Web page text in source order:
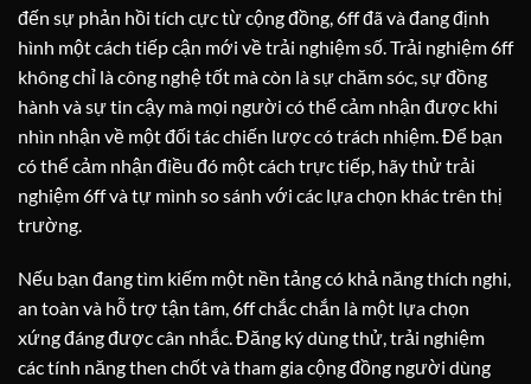
đến sự phản hồi tích cực từ cộng đồng, 6ff đã và đang định
hình một cách tiếp cận mới về trải nghiệm số. Trải nghiệm 6ff
không chỉ là công nghệ tốt mà còn là sự chăm sóc, sự đồng
hành và sự tin cậy mà mọi người có thể cảm nhận được khi
nhìn nhận về một đối tác chiến lược có trách nhiệm. Để bạn
có thể cảm nhận điều đó một cách trực tiếp, hãy thử trải
nghiệm 6ff và tự mình so sánh với các lựa chọn khác trên thị
trường.
Nếu bạn đang tìm kiếm một nền tảng có khả năng thích nghi,
an toàn và hỗ trợ tận tâm, 6ff chắc chắn là một lựa chọn
xứng đáng được cân nhắc. Đăng ký dùng thử, trải nghiệm
các tính năng then chốt và tham gia cộng đồng người dùng